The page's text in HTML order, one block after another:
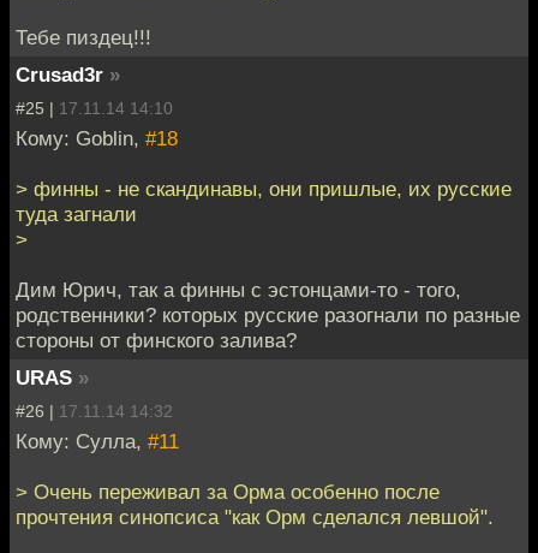
Тебе пиздец!!!
Crusad3r »
#25 | 17.11.14 14:10
Кому: Goblin, #18
> финны - не скандинавы, они пришлые, их русские
туда загнали
>
Дим Юрич, так а финны с эстонцами-то - того,
родственники? которых русские разогнали по разные
стороны от финского залива?
URAS »
#26 | 17.11.14 14:32
Кому: Сулла, #11
> Очень переживал за Орма особенно после
прочтения синопсиса "как Орм сделался левшой".